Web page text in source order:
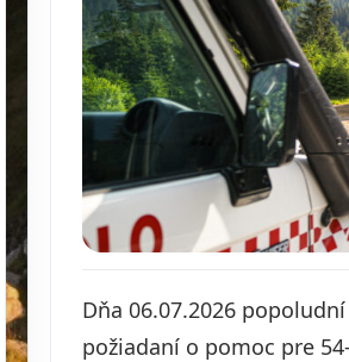
Dňa 06.07.2026
požiadaní o pomoc pre